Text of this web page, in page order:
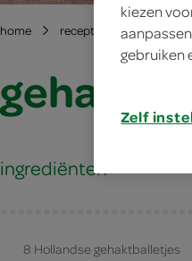
home recepten
ingrediënten
8 Hollandse gehaktballetjes
kiezen
gebruiken
Zelf